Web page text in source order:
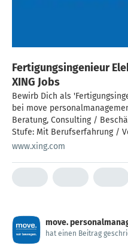
Fertigungsingenieur
XING Jobs
Bewirb Dich als
bei move
Beratung, Consulting /
Stufe: Mit Berufserfahrung /
www.xing.com
move.
hat einen Beitrag